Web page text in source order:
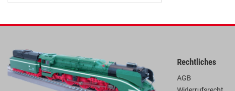
Rechtliches
AGB